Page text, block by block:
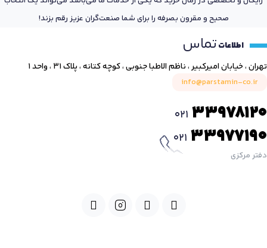
صحیح و مقرون بصرفه را برای شما صنعت‌گران عزیز رقم بزند!
اطلاعاتتماس
تهران ، خیابان امیرکبیر ، ناظم الاطبا جنوبی ، کوچه کتانه ، پلاک ۳۱ ، واحد ۱
info@parstamin-co.ir
021 33978120
021 33977190
دفتر مرکزی